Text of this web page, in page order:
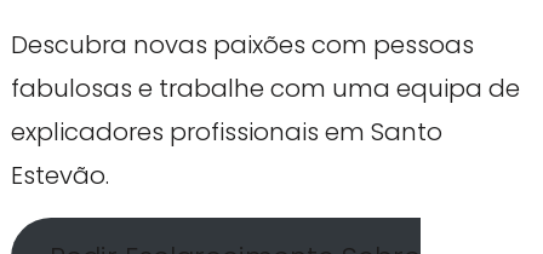
Descubra novas paixões com pessoas
fabulosas e trabalhe com uma equipa de
explicadores profissionais em Santo
Estevão.